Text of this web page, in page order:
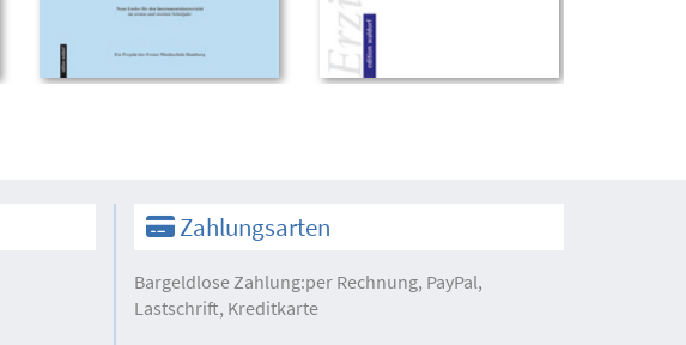
Zahlungsarten
Bargeldlose Zahlung:per Rechnung, PayPal,
Lastschrift, Kreditkarte